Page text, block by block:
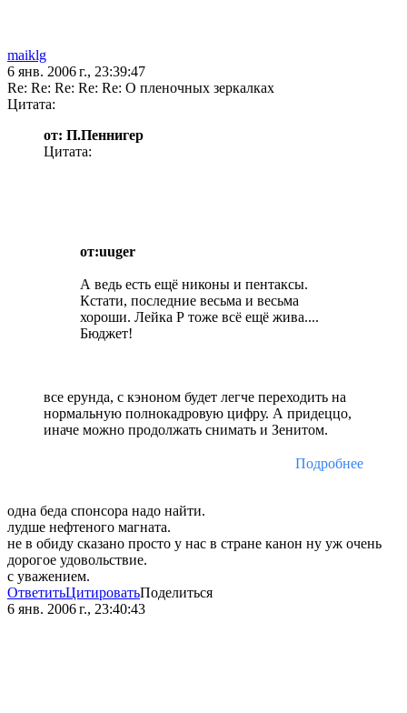
maiklg
6 янв. 2006 г., 23:39:47
Re: Re: Re: Re: Re: О пленочных зеркалках
Цитата:
от: П.Пеннигер
Цитата:
от:uuger
А ведь есть ещё никоны и пентаксы.
Кстати, последние весьма и весьма
хороши. Лейка Р тоже всё ещё жива....
Бюджет!
все ерунда, с кэноном будет легче переходить на
нормальную полнокадровую цифру. А придеццо,
иначе можно продолжать снимать и Зенитом.
Подробнее
одна беда спонсора надо найти.
лудше нефтеного магната.
не в обиду сказано просто у нас в стране канон ну уж очень
дорогое удовольствие.
с уважением.
ОтветитьЦитироватьПоделиться
6 янв. 2006 г., 23:40:43